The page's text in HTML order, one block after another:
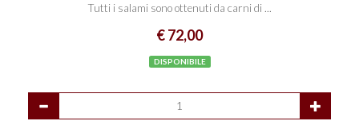
Tutti i salami sono ottenuti da carni di ...
€ 72,00
DISPONIBILE